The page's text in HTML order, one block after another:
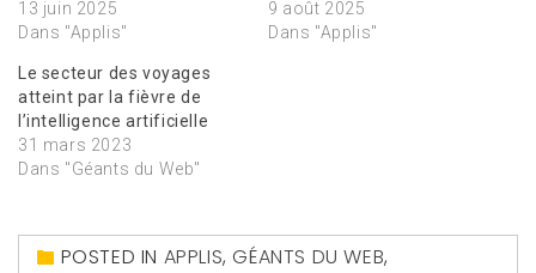
13 juin 2025
Dans "Applis"
9 août 2025
Dans "Applis"
Le secteur des voyages
atteint par la fièvre de
l’intelligence artificielle
31 mars 2023
Dans "Géants du Web"
POSTED IN APPLIS,GÉANTS DU WEB,